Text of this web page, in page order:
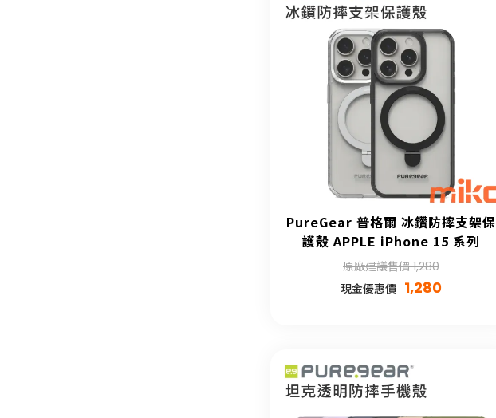
PureGear 普格爾 冰鑽防摔支架保
護殼 APPLE iPhone 15 系列
原廠建議售價 1,280
現金優惠價 1,280